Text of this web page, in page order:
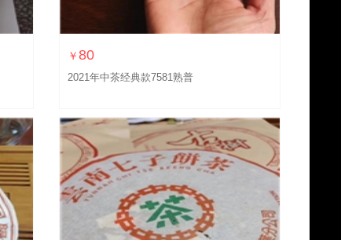
￥80
2021年中茶经典款7581熟普